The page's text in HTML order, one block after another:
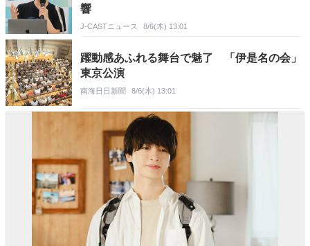
響
J-CASTニュース 8/6(木) 13:01
躍動感あふれる舞台で魅了 「伊是名の会」
東京公演
南海日日新聞 8/6(木) 13:01